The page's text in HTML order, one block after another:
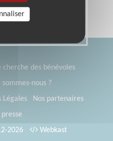
cherche des bénévoles
sommes-nous ?
Légales
Nos partenaires
presse
2026
Webkast